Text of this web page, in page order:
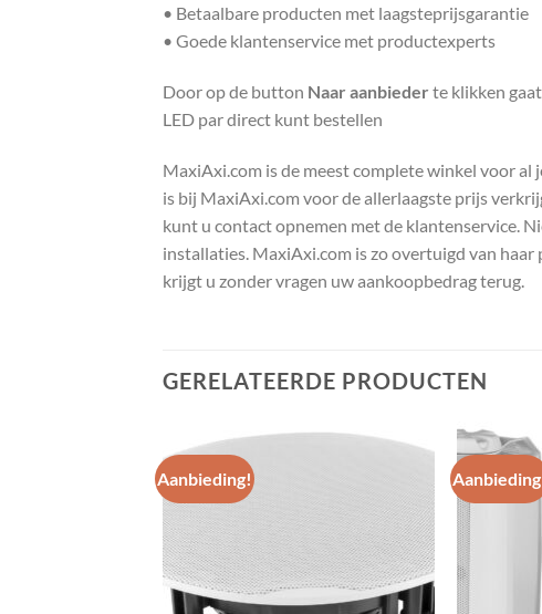
• Betaalbare producten met laagsteprijsgarantie
• Goede klantenservice met productexperts
Door op de button Naar aanbieder te klikken
LED par direct kunt bestellen
MaxiAxi.com is de meest complete winkel voor al
is bij MaxiAxi.com voor de allerlaagste prijs
kunt u contact opnemen met de klantenservice.
installaties. MaxiAxi.com is zo overtuigd van
krijgt u zonder vragen uw aankoopbedrag terug.
GERELATEERDE PRODUCTEN
Aanbieding!
Toevoegen
aan
wenslijst